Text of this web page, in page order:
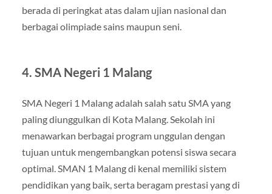
berada di peringkat atas dalam ujian nasional dan
berbagai olimpiade sains maupun seni.
4. SMA Negeri 1 Malang
SMA Negeri 1 Malang adalah salah satu SMA yang
paling diunggulkan di Kota Malang. Sekolah ini
menawarkan berbagai program unggulan dengan
tujuan untuk mengembangkan potensi siswa secara
optimal. SMAN 1 Malang di kenal memiliki sistem
pendidikan yang baik, serta beragam prestasi yang di